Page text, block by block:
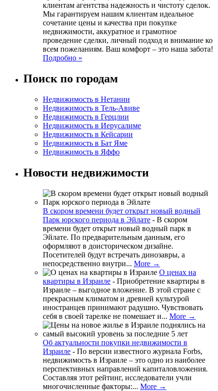
клиентам агентства надежность и чистоту сделок.
Мы гарантируем нашим клиентам идеальное
сочетание цены и качества при покупке
недвижимости, аккуратное и грамотное
проведение сделки, личный подход и внимание ко
всем пожеланиям. Ваш комфорт – это наша забота!
Подробно »
Поиск по городам
Недвижимость в Нетании
Недвижимость в Тель-Авиве
Недвижимость в Герцлии
Недвижимость в Иерусалиме
Недвижимость в Кейсарии
Недвижимость в Бат Яме
Недвижимость в Яффо
Новости недвижимости
В скором времени будет открыт новый водный
Парк юрского периода в Эйлате - В скором
времени будет открыт новый водный парк в
Эйлате. По предварительным данным, его
оформляют в доисторическом дизайне.
Посетителей будут встречать динозавры, а
непосредственно внутри... More →
О ценах на
квартиры в Израиле - Приобретение квартиры в
Израиле – выгодное вложение. В этой стране с
прекрасным климатом и древней культурой
иностранцев принимают радушно. Чувствовать
себя в своей тарелке не помешает и... More →
Об актуальности покупки недвижимости в
Израиле - По версии известного журнала Forbs,
недвижимость в Израиле – это одно из наиболее
перспективных направлений капиталовложения.
Составляя этот рейтинг, исследователи учли
многочисленные факторы:... More →